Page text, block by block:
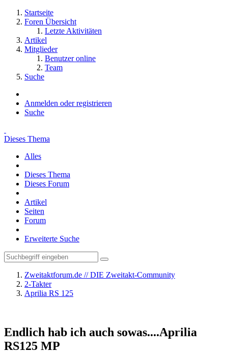
Startseite
Foren Übersicht
Letzte Aktivitäten
Artikel
Mitglieder
Benutzer online
Team
Suche
Anmelden oder registrieren
Suche
Dieses Thema
Alles
Dieses Thema
Dieses Forum
Artikel
Seiten
Forum
Erweiterte Suche
Zweitaktforum.de // DIE Zweitakt-Community
2-Takter
Aprilia RS 125
Endlich hab ich auch sowas....Aprilia
RS125 MP